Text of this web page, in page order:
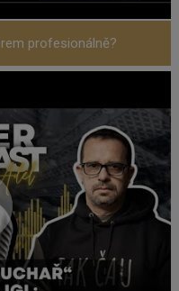
profesionálně?